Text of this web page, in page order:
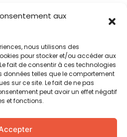
aux
nous utilisons des
pour stocker et/ou accéder aux
fait de consentir à ces technologies
données telles que le comportement
sur ce site. Le fait de ne pas
peut avoir un effet négatif
et fonctions.